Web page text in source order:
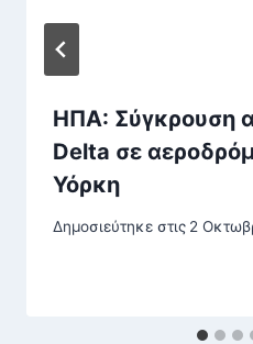
ΗΠΑ: Σύγκρουση
Delta σε
Υόρκη
Δημοσιεύτηκε στις 2